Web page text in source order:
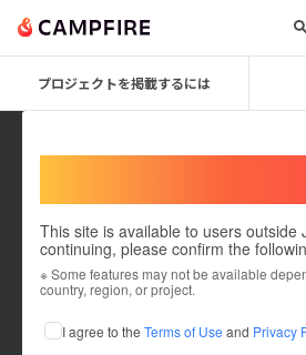
プロジェクトを掲載するには
This site is available to users outside
continuing, please confirm the
※ Some features may not be available
country, region, or project.
I agree to the Terms of Use and Privacy
ORIYAMA
これまでに3回支援して1件のプロジェクト